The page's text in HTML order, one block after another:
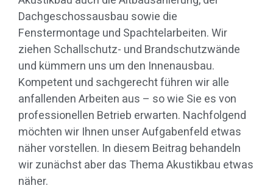
Dachgeschossausbau sowie die
Fenstermontage und Spachtelarbeiten. Wir
ziehen Schallschutz- und Brandschutzwände
und kümmern uns um den Innenausbau.
Kompetent und sachgerecht führen wir alle
anfallenden Arbeiten aus – so wie Sie es von
professionellen Betrieb erwarten. Nachfolgend
möchten wir Ihnen unser Aufgabenfeld etwas
näher vorstellen. In diesem Beitrag behandeln
wir zunächst aber das Thema Akustikbau etwas
näher.